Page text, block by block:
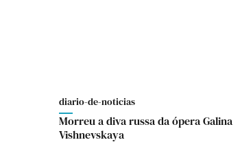
diario-de-noticias
Morreu a diva russa da ópera Galina
Vishnevskaya